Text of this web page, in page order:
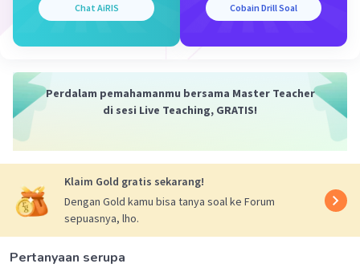
Iklan
Chat AiRIS Cobain Drill Soal
Perdalam pemahamanmu bersama Master Teacher
di sesi Live Teaching, GRATIS!
Klaim Gold gratis sekarang!
Dengan Gold kamu bisa tanya soal ke Forum
sepuasnya, lho.
Pertanyaan serupa